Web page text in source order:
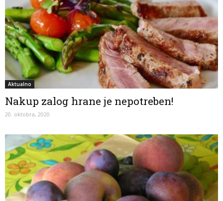
Aktualno
Nakup zalog hrane je nepotreben!
20. oktobra, 2020